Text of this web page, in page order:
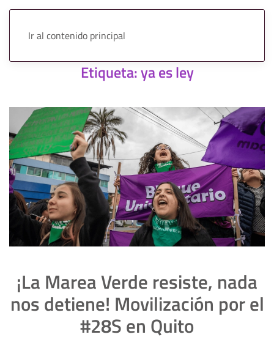
Ir al contenido principal
Etiqueta:ya es ley
¡La Marea Verde resiste, nada
nos detiene! Movilización por el
#28S en Quito